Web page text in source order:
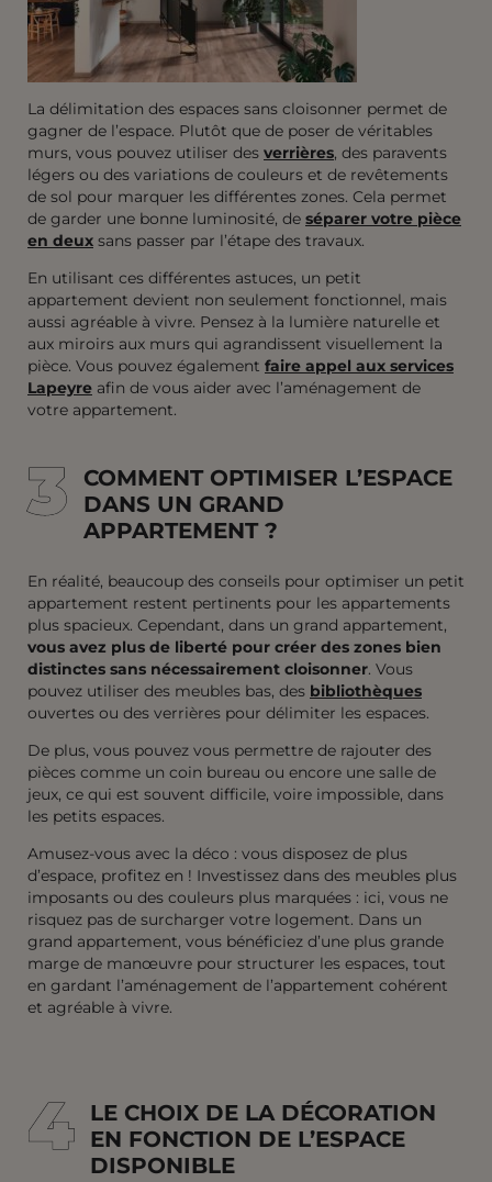
La délimitation des espaces sans cloisonner permet de
gagner de l’espace. Plutôt que de poser de véritables
murs, vous pouvez utiliser des verrières, des paravents
légers ou des variations de couleurs et de revêtements
de sol pour marquer les différentes zones. Cela permet
de garder une bonne luminosité, de séparer votre pièce
en deux sans passer par l’étape des travaux.
En utilisant ces différentes astuces, un petit
appartement devient non seulement fonctionnel, mais
aussi agréable à vivre. Pensez à la lumière naturelle et
aux miroirs aux murs qui agrandissent visuellement la
pièce. Vous pouvez également faire appel aux services
Lapeyre afin de vous aider avec l’aménagement de
votre appartement.
3
3
COMMENT OPTIMISER L’ESPACE
DANS UN GRAND
APPARTEMENT ?
En réalité, beaucoup des conseils pour optimiser un petit
appartement restent pertinents pour les appartements
plus spacieux. Cependant, dans un grand appartement,
vous avez plus de liberté pour créer des zones bien
distinctes sans nécessairement cloisonner. Vous
pouvez utiliser des meubles bas, des bibliothèques
ouvertes ou des verrières pour délimiter les espaces.
De plus, vous pouvez vous permettre de rajouter des
pièces comme un coin bureau ou encore une salle de
jeux, ce qui est souvent difficile, voire impossible, dans
les petits espaces.
Amusez-vous avec la déco : vous disposez de plus
d’espace, profitez en ! Investissez dans des meubles plus
imposants ou des couleurs plus marquées : ici, vous ne
risquez pas de surcharger votre logement. Dans un
grand appartement, vous bénéficiez d’une plus grande
marge de manœuvre pour structurer les espaces, tout
en gardant l’aménagement de l’appartement cohérent
et agréable à vivre.
4
4
LE CHOIX DE LA DÉCORATION
EN FONCTION DE L’ESPACE
DISPONIBLE